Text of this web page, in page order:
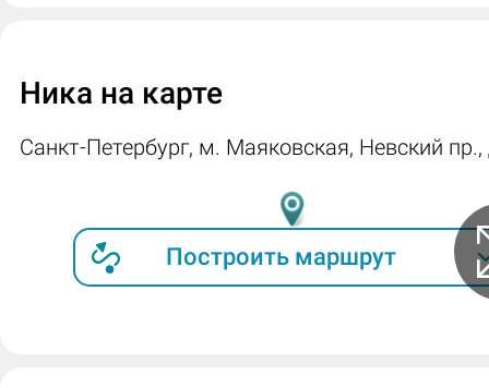
Ника на карте
Санкт-Петербург, м. Маяковская, Невский пр.,
Построить маршрут